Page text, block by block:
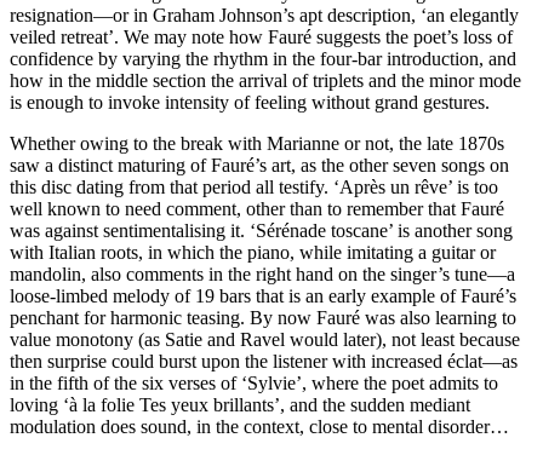
resignation—or in Graham Johnson’s apt description, ‘an elegantly
veiled retreat’. We may note how Fauré suggests the poet’s loss of
confidence by varying the rhythm in the four-bar introduction, and
how in the middle section the arrival of triplets and the minor mode
is enough to invoke intensity of feeling without grand gestures.
Whether owing to the break with Marianne or not, the late 1870s
saw a distinct maturing of Fauré’s art, as the other seven songs on
this disc dating from that period all testify. ‘Après un rêve’ is too
well known to need comment, other than to remember that Fauré
was against sentimentalising it. ‘Sérénade toscane’ is another song
with Italian roots, in which the piano, while imitating a guitar or
mandolin, also comments in the right hand on the singer’s tune—a
loose-limbed melody of 19 bars that is an early example of Fauré’s
penchant for harmonic teasing. By now Fauré was also learning to
value monotony (as Satie and Ravel would later), not least because
then surprise could burst upon the listener with increased éclat—as
in the fifth of the six verses of ‘Sylvie’, where the poet admits to
loving ‘à la folie Tes yeux brillants’, and the sudden mediant
modulation does sound, in the context, close to mental disorder…